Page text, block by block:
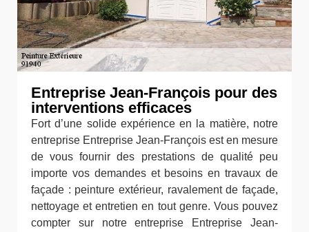
Entreprise Jean-François pour des
interventions efficaces
Fort d’une solide expérience en la matière, notre
entreprise Entreprise Jean-François est en mesure
de vous fournir des prestations de qualité peu
importe vos demandes et besoins en travaux de
façade : peinture extérieur, ravalement de façade,
nettoyage et entretien en tout genre. Vous pouvez
compter sur notre entreprise Entreprise Jean-